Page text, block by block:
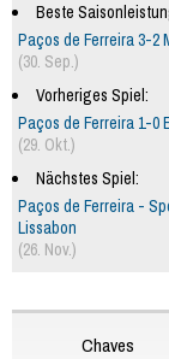
Beste
Paços de Ferreira 3-2
(30. Sep.)
Vorheriges Spiel:
Paços de Ferreira 1-0
(29. Okt.)
Nächstes Spiel:
Paços de Ferreira -
Lissabon
(26. Nov.)
Chaves